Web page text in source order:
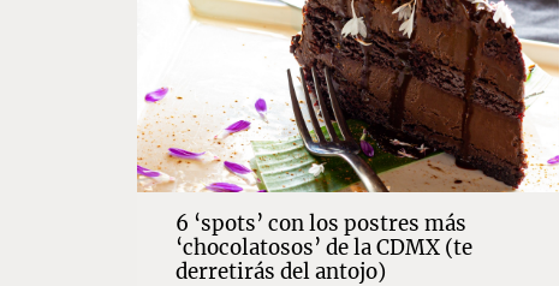
6 ‘spots’ con los postres más
‘chocolatosos’ de la CDMX (te
derretirás del antojo)